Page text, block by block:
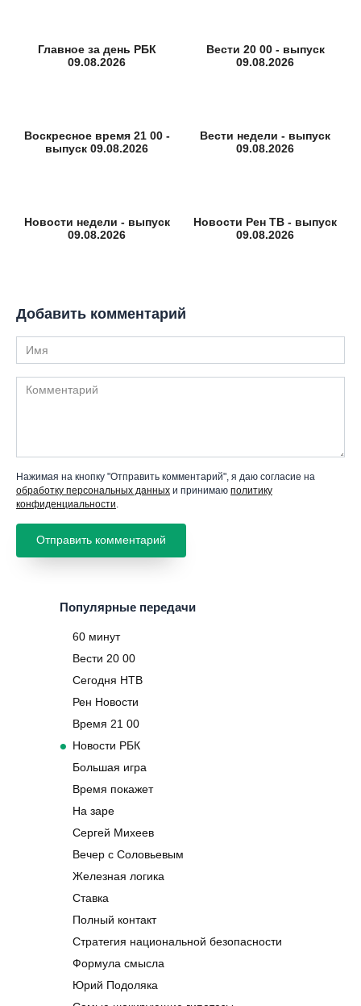
Главное за день РБК
09.08.2026
Вести 20 00 - выпуск
09.08.2026
Воскресное время 21 00 -
выпуск 09.08.2026
Вести недели - выпуск
09.08.2026
Новости недели - выпуск
09.08.2026
Новости Рен ТВ - выпуск
09.08.2026
Добавить комментарий
Имя
Комментарий
Нажимая на кнопку "Отправить комментарий", я даю согласие на
обработку персональных данных и принимаю политику
конфиденциальности
Популярные передачи
60 минут
Вести 20 00
Сегодня НТВ
Рен Новости
Время 21 00
Новости РБК
Большая игра
Время покажет
На заре
Сергей Михеев
Вечер с Соловьевым
Железная логика
Ставка
Полный контакт
Стратегия национальной безопасности
Формула смысла
Юрий Подоляка